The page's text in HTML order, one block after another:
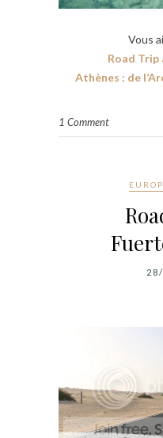
Vous
Road
Athènes : de
1 Comment